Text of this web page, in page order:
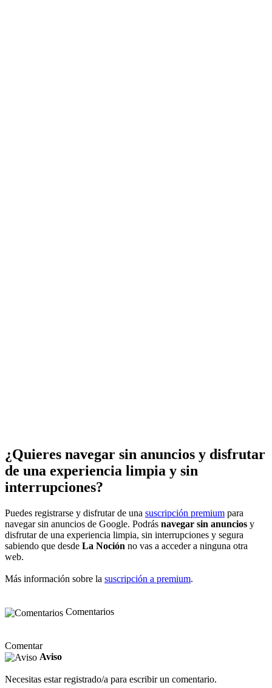
¿Quieres navegar sin anuncios y disfrutar
de una experiencia limpia y sin
interrupciones?
Puedes registrarse y disfrutar de una suscripción premium para
navegar sin anuncios de Google. Podrás navegar sin anuncios y
disfrutar de una experiencia limpia, sin interrupciones y segura
sabiendo que desde La Noción no vas a acceder a ninguna otra
web.
Más información sobre la suscripción a premium.
Comentarios
Comentar
Aviso
Necesitas estar registrado/a para escribir un comentario.